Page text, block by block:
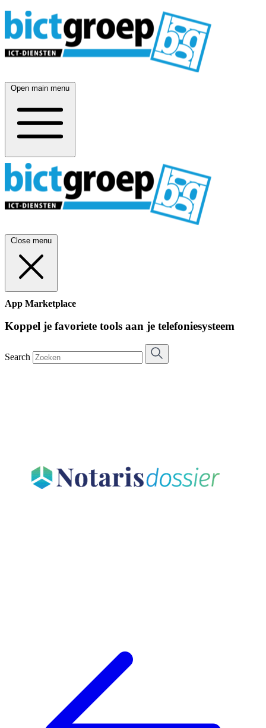
Open main menu
Close menu
App Marketplace
Koppel je favoriete tools aan je telefoniesysteem
Search